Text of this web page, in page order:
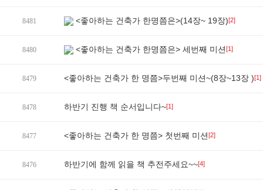
8481 <좋아하는 건축가 한명쯤은>(14장~ 19장)[2]
8480 <좋아하는 건축가 한명쯤은> 세번째 미션[1]
8479 <좋아하는 건축가 한 명쯤>두번째 미션~(8장~13장 )[1]
8478 하반기 진행 책 순서입니다~[1]
8477 <좋아하는 건축가 한 명쯤> 첫번째 미션[2]
8476 하반기에 함께 읽을 책 추전주세요~~[4]